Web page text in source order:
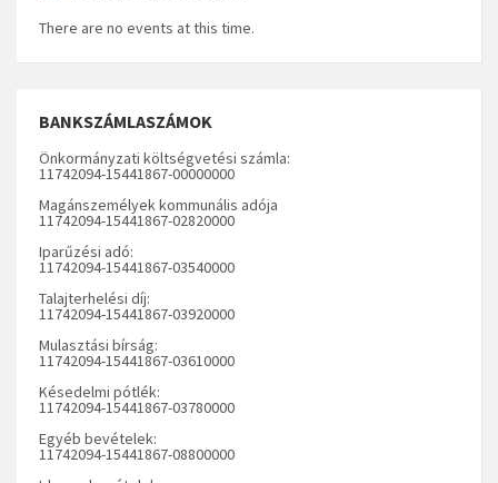
There are no events at this time.
BANKSZÁMLASZÁMOK
Önkormányzati költségvetési számla:
11742094-15441867-00000000
Magánszemélyek kommunális adója
11742094-15441867-02820000
Iparűzési adó:
11742094-15441867-03540000
Talajterhelési díj:
11742094-15441867-03920000
Mulasztási bírság:
11742094-15441867-03610000
Késedelmi pótlék:
11742094-15441867-03780000
Egyéb bevételek:
11742094-15441867-08800000